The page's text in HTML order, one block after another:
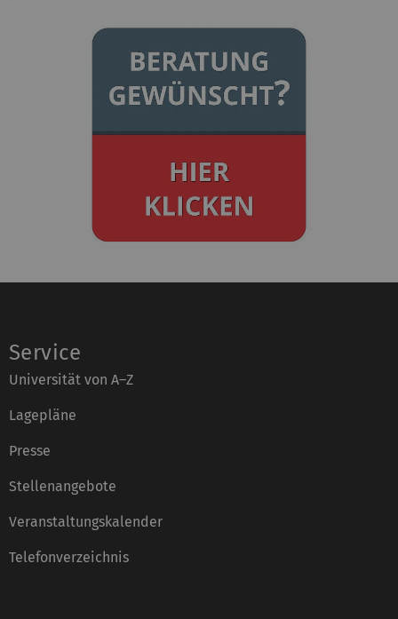
Service
Universität von A–Z
Lagepläne
Presse
Stellenangebote
Veranstaltungskalender
Telefonverzeichnis